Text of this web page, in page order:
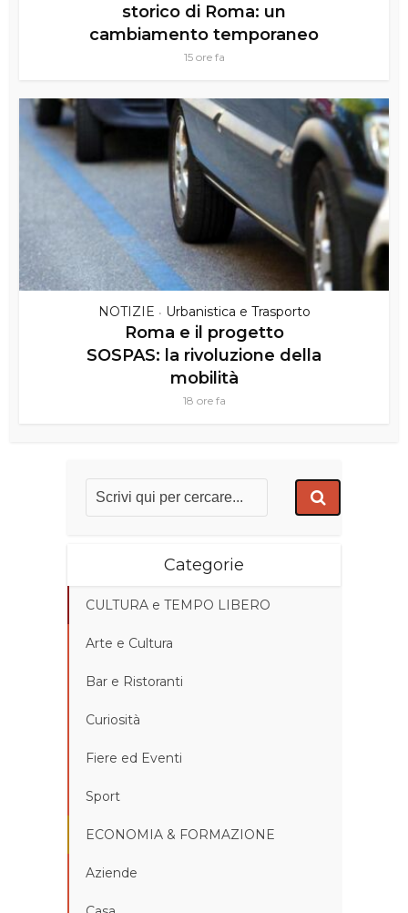
storico di Roma: un
cambiamento temporaneo
15 ore fa
NOTIZIE • Urbanistica e Trasporto
Roma e il progetto
SOSPAS: la rivoluzione della
mobilità
18 ore fa
Categorie
CULTURA e TEMPO LIBERO
Arte e Cultura
Bar e Ristoranti
Curiosità
Fiere ed Eventi
Sport
ECONOMIA & FORMAZIONE
Aziende